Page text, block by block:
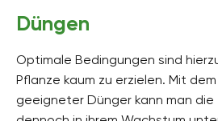
Düngen
Optimale Bedingungen sind
Pflanze kaum zu erzielen. Mit
geeigneter Dünger kann man